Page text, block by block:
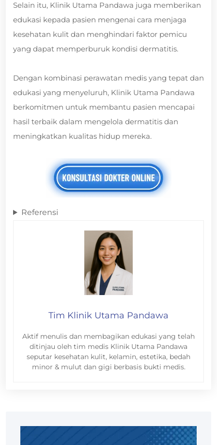
Selain itu, Klinik Utama Pandawa juga memberikan
edukasi kepada pasien mengenai cara menjaga
kesehatan kulit dan menghindari faktor pemicu
yang dapat memperburuk kondisi dermatitis.
Dengan kombinasi perawatan medis yang tepat dan
edukasi yang menyeluruh, Klinik Utama Pandawa
berkomitmen untuk membantu pasien mencapai
hasil terbaik dalam mengelola dermatitis dan
meningkatkan kualitas hidup mereka.
Referensi
Tim Klinik Utama Pandawa
Aktif menulis dan membagikan edukasi yang telah
ditinjau oleh tim medis Klinik Utama Pandawa
seputar kesehatan kulit, kelamin, estetika, bedah
minor & mulut dan gigi berbasis bukti medis.